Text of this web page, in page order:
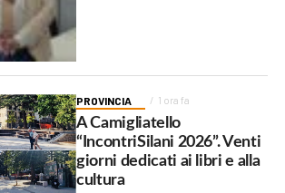
PROVINCIA 1 ora fa
A Camigliatello
“IncontriSilani 2026”. Venti
giorni dedicati ai libri e alla
cultura